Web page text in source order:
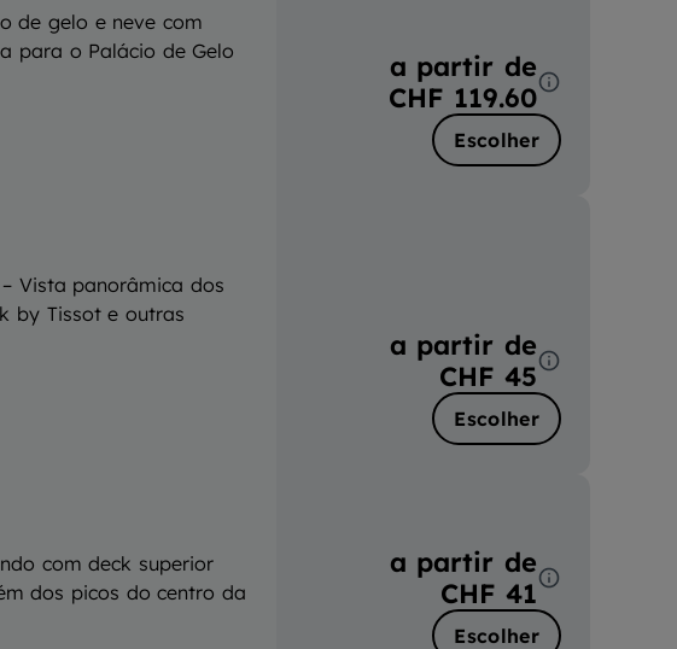
de gelo e neve com
para o Palácio de Gelo
a partir de
CHF 119.60
Escolher
Vista panorâmica dos
by Tissot e outras
a partir de
CHF 45
Escolher
com deck superior
dos picos do centro da
a partir de
CHF 41
Escolher